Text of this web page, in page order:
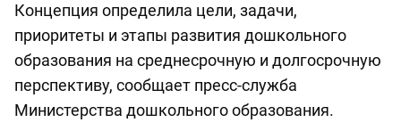
Концепция определила цели, задачи,
приоритеты и этапы развития дошкольного
образования на среднесрочную и долгосрочную
перспективу, сообщает пресс-служба
Министерства дошкольного образования.